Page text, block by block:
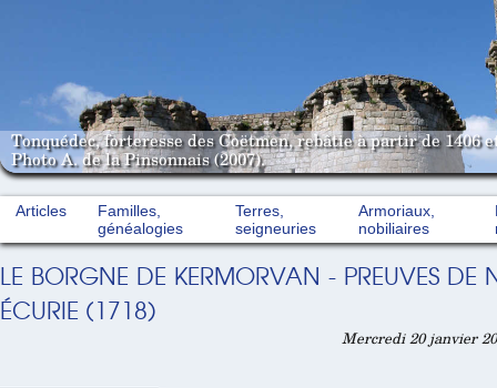
Tonquédec, forteresse des Coëtmen, rebâtie à partir de 1406
Photo A. de la Pinsonnais (2007).
Articles
Familles,
généalogies
Terres,
seigneuries
Armoriaux,
nobiliaires
LE BORGNE DE KERMORVAN - PREUVES DE
ÉCURIE (1718)
Mercredi 20 janvier